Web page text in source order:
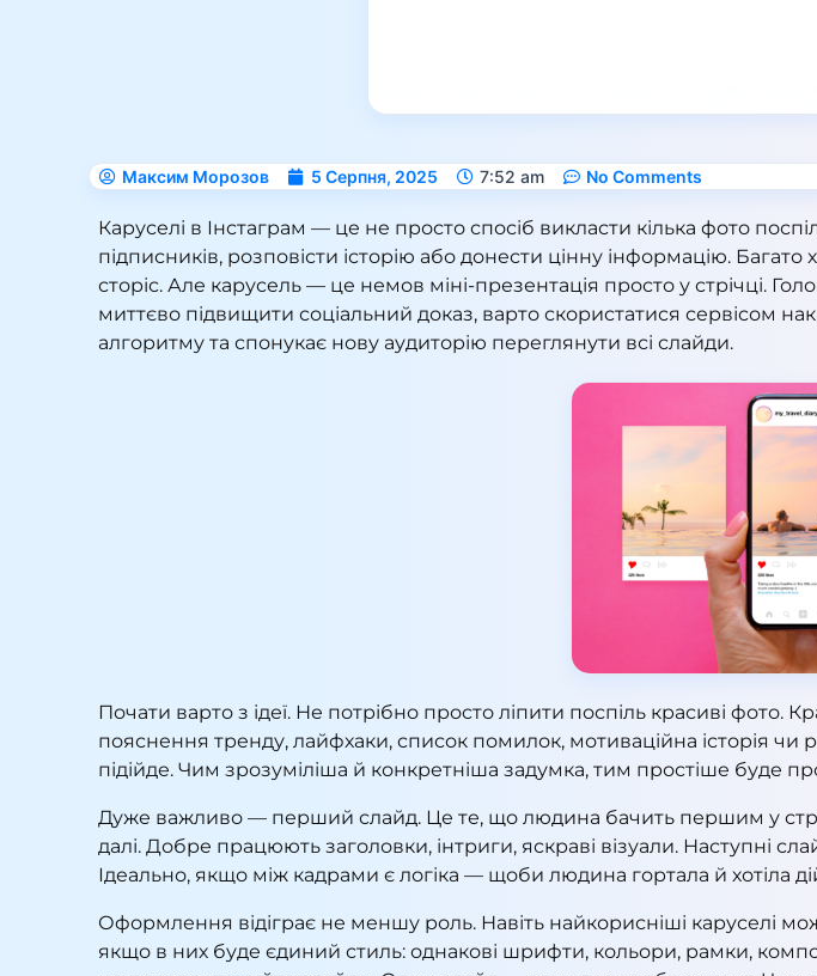
Максим Морозов 5 Серпня, 2025 7:52 am No Comments
Каруселі в Інстаграм — це не просто спосіб викласти кілька фото
підписників, розповісти історію або донести цінну інформацію.
сторіс. Але карусель — це немов міні-презентація просто у стрічці.
миттєво підвищити соціальний доказ, варто скористатися сервісом
алгоритму та спонукає нову аудиторію переглянути всі слайди.
Почати варто з ідеї. Не потрібно просто ліпити поспіль красиві
пояснення тренду, лайфхаки, список помилок, мотиваційна історія
підійде. Чим зрозуміліша й конкретніша задумка, тим простіше буде
Дуже важливо — перший слайд. Це те, що людина бачить першим у
далі. Добре працюють заголовки, інтриги, яскраві візуали. Наступні
Ідеально, якщо між кадрами є логіка — щоби людина гортала й хотіла
Оформлення відіграє не меншу роль. Навіть найкорисніші каруселі
якщо в них буде єдиний стиль: однакові шрифти, кольори, рамки,